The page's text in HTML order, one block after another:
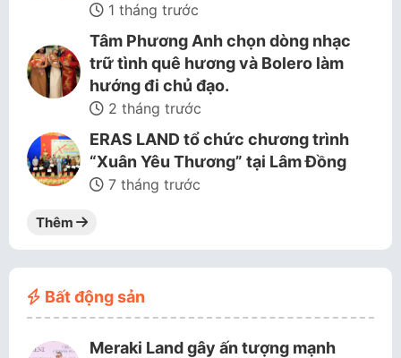
1 tháng trước
Tâm Phương Anh chọn dòng nhạc
trữ tình quê hương và Bolero làm
hướng đi chủ đạo.
2 tháng trước
ERAS LAND tổ chức chương trình
“Xuân Yêu Thương” tại Lâm Đồng
7 tháng trước
Thêm
Bất động sản
Meraki Land gây ấn tượng mạnh